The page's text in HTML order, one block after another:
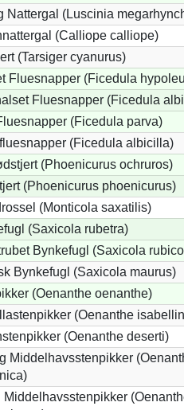
Nattergal (Luscinia
(Calliope calliope)
(Tarsiger cyanurus)
Fluesnapper (Ficedula
Fluesnapper (Ficedula
(Ficedula parva)
(Ficedula albicilla)
(Phoenicurus ochruros)
(Phoenicurus phoenicurus)
(Monticola saxatilis)
(Saxicola rubetra)
Bynkefugl (Saxicola
Bynkefugl (Saxicola maurus)
(Oenanthe oenanthe)
(Oenanthe
(Oenanthe deserti)
Middelhavsstenpikker